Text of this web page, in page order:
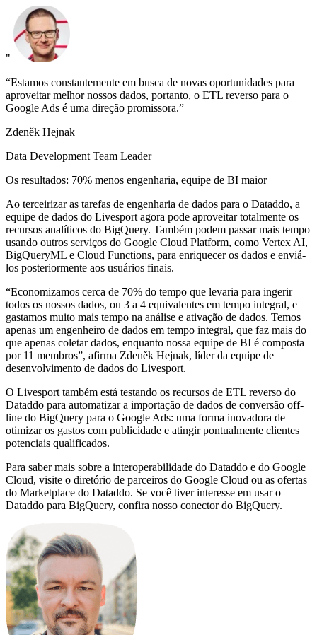
"
“Estamos constantemente em busca de novas oportunidades para
aproveitar melhor nossos dados, portanto, o ETL reverso para o
Google Ads é uma direção promissora.”
Zdeněk Hejnak
Data Development Team Leader
Os resultados: 70% menos engenharia, equipe de BI maior
Ao terceirizar as tarefas de engenharia de dados para o Dataddo, a
equipe de dados do Livesport agora pode aproveitar totalmente os
recursos analíticos do BigQuery. Também podem passar mais tempo
usando outros serviços do Google Cloud Platform, como Vertex AI,
BigQueryML e Cloud Functions, para enriquecer os dados e enviá-
los posteriormente aos usuários finais.
“Economizamos cerca de 70% do tempo que levaria para ingerir
todos os nossos dados, ou 3 a 4 equivalentes em tempo integral, e
gastamos muito mais tempo na análise e ativação de dados. Temos
apenas um engenheiro de dados em tempo integral, que faz mais do
que apenas coletar dados, enquanto nossa equipe de BI é composta
por 11 membros”, afirma Zdeněk Hejnak, líder da equipe de
desenvolvimento de dados do Livesport.
O Livesport também está testando os recursos de ETL reverso do
Dataddo para automatizar a importação de dados de conversão off-
line do BigQuery para o Google Ads: uma forma inovadora de
otimizar os gastos com publicidade e atingir pontualmente clientes
potenciais qualificados.
Para saber mais sobre a interoperabilidade do Dataddo e do Google
Cloud, visite o diretório de parceiros do Google Cloud ou as ofertas
do Marketplace do Dataddo. Se você tiver interesse em usar o
Dataddo para BigQuery, confira nosso conector do BigQuery.